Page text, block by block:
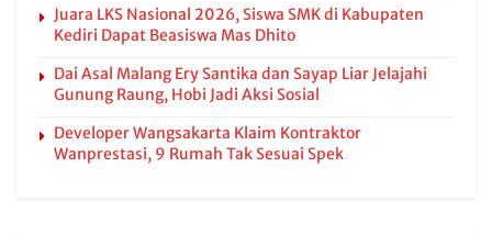
Juara LKS Nasional 2026, Siswa SMK di Kabupaten
Kediri Dapat Beasiswa Mas Dhito
Dai Asal Malang Ery Santika dan Sayap Liar Jelajahi
Gunung Raung, Hobi Jadi Aksi Sosial
Developer Wangsakarta Klaim Kontraktor
Wanprestasi, 9 Rumah Tak Sesuai Spek